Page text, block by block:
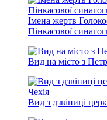
Імена жертв
Пінкасової
Вид на місто з
Вид з дзвіниці